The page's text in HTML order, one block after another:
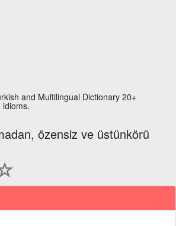
and Multilingual Dictionary 20+
idioms.
özensiz ve üstünkörü